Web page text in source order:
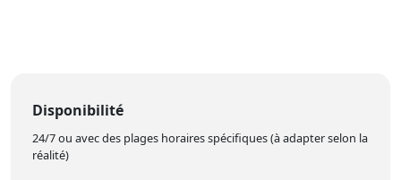
Disponibilité
24/7 ou avec des plages horaires spécifiques (à adapter selon la
réalité)